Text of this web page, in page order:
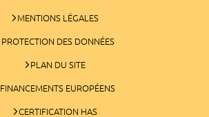
MENTIONS LÉGALES
PROTECTION DES DONNÉES
PLAN DU SITE
FINANCEMENTS EUROPÉENS
CERTIFICATION HAS